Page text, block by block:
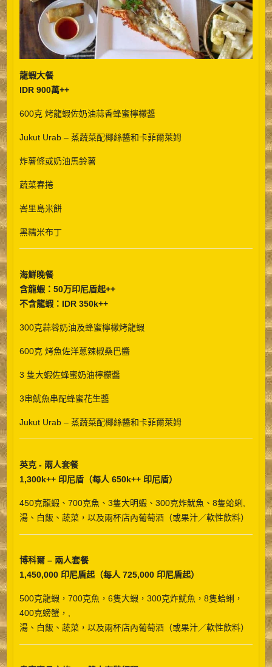
龍蝦大餐
IDR 900萬++
600克 烤龍蝦佐奶油蒜香蜂蜜檸檬醬
Jukut Urab – 蒸蔬菜配椰絲醬和卡菲爾萊姆
炸薯條或奶油馬鈴薯
蔬菜春捲
峇里島米餅
黑糯米布丁
海鮮晚餐
含龍蝦：50万印尼盾起++
不含龍蝦：IDR 350k++
300克蒜蓉奶油及蜂蜜檸檬烤龍蝦
600克 烤魚佐洋蔥辣椒桑巴醬
3 隻大蝦佐蜂蜜奶油檸檬醬
3串魷魚串配蜂蜜花生醬
Jukut Urab – 蒸蔬菜配椰絲醬和卡菲爾萊姆
英克 - 兩人套餐
1,300k++ 印尼盾（每人 650k++ 印尼盾）
450克龍蝦、700克魚、3隻大明蝦、300克炸魷魚、8隻蛤蜊,
湯、白飯、蔬菜，以及兩杯店內葡萄酒（或果汁／軟性飲料）
博科爾 – 兩人套餐
1,450,000 印尼盾起（每人 725,000 印尼盾起）
500克龍蝦，700克魚，6隻大蝦，300克炸魷魚，8隻蛤蜊，
400克螃蟹，,
湯、白飯、蔬菜，以及兩杯店內葡萄酒（或果汁／軟性飲料）